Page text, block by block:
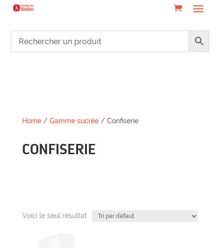
Home/ Gamme sucrée/ Confiserie
CONFISERIE
Voici le seul résultat